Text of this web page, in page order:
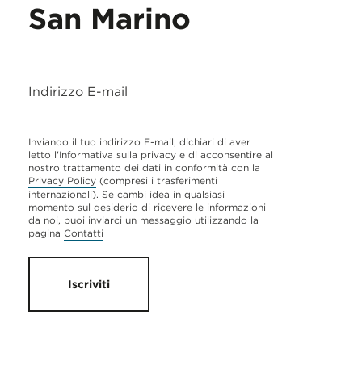
San Marino
Indirizzo E-mail
Inviando il tuo indirizzo E-mail, dichiari di aver
letto l'Informativa sulla privacy e di acconsentire al
nostro trattamento dei dati in conformità con la
Privacy Policy (compresi i trasferimenti
internazionali). Se cambi idea in qualsiasi
momento sul desiderio di ricevere le informazioni
da noi, puoi inviarci un messaggio utilizzando la
pagina Contatti
Iscriviti